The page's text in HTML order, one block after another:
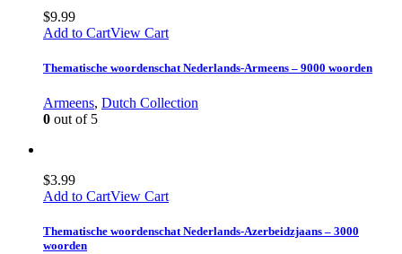
$9.99
Add to CartView Cart
Thematische woordenschat Nederlands-Armeens – 9000 woorden
Armeens, Dutch Collection
0 out of 5
$3.99
Add to CartView Cart
Thematische woordenschat Nederlands-Azerbeidzjaans – 3000
woorden